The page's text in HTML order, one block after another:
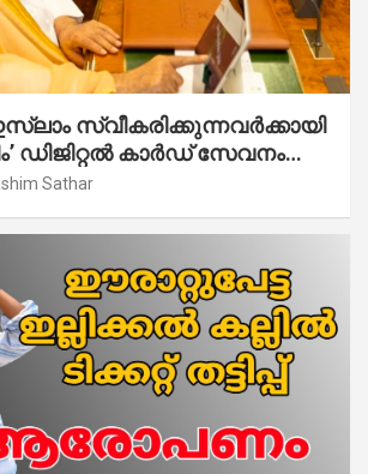
സ്വീകരിക്കുന്നവര്‍ക്കായി
ഡിജിറ്റല്‍ കാര്‍ഡ് സേവനം
Sathar